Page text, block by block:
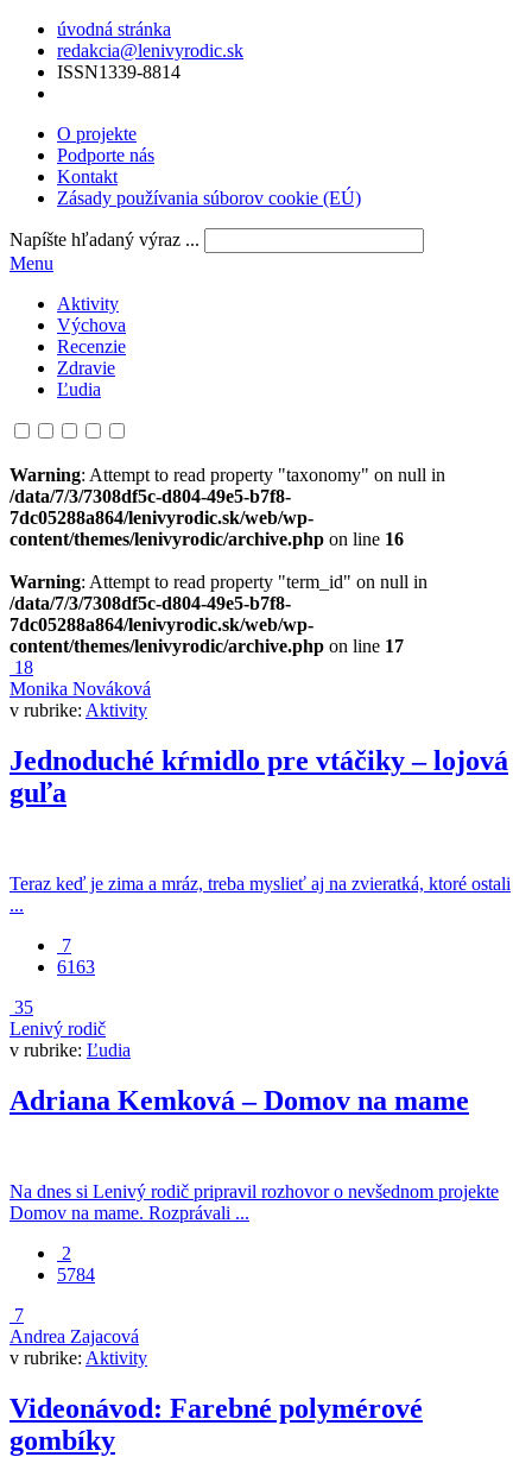
úvodná stránka
redakcia@lenivyrodic.sk
ISSN1339-8814
O projekte
Podporte nás
Kontakt
Zásady používania súborov cookie (EÚ)
Napíšte hľadaný výraz ...
Menu
Aktivity
Výchova
Recenzie
Zdravie
Ľudia
Warning: Attempt to read property "taxonomy" on null in
/data/7/3/7308df5c-d804-49e5-b7f8-
7dc05288a864/lenivyrodic.sk/web/wp-
content/themes/lenivyrodic/archive.php on line 16
Warning: Attempt to read property "term_id" on null in
/data/7/3/7308df5c-d804-49e5-b7f8-
7dc05288a864/lenivyrodic.sk/web/wp-
content/themes/lenivyrodic/archive.php on line 17
18
Monika Nováková
v rubrike: Aktivity
Jednoduché kŕmidlo pre vtáčiky – lojová
guľa
Teraz keď je zima a mráz, treba myslieť aj na zvieratká, ktoré ostali
...
7
6163
35
Lenivý rodič
v rubrike: Ľudia
Adriana Kemková – Domov na mame
Na dnes si Lenivý rodič pripravil rozhovor o nevšednom projekte
Domov na mame. Rozprávali ...
2
5784
7
Andrea Zajacová
v rubrike: Aktivity
Videonávod: Farebné polymérové
gombíky